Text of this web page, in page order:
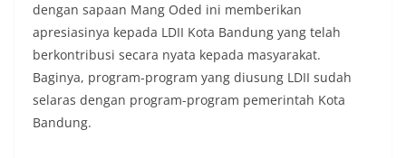
dengan sapaan Mang Oded ini memberikan
apresiasinya kepada LDII Kota Bandung yang telah
berkontribusi secara nyata kepada masyarakat.
Baginya, program-program yang diusung LDII sudah
selaras dengan program-program pemerintah Kota
Bandung.